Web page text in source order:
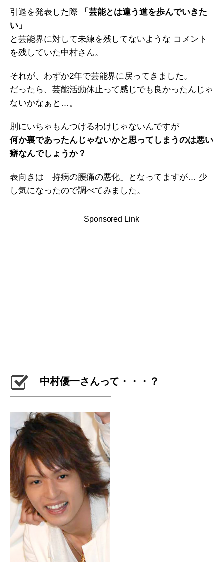
引退を発表した際
「芸能とは違う道を歩んでいきた
い」
と芸能界に対して未練を残してないような コメント
を残していた中村さん。
それが、わずか2年で芸能界に戻ってきました。
だったら、芸能活動休止って感じでも良かったんじゃ
ないかなぁと…。
別にいちゃもんつけるわけじゃないんですが
何か裏であったんじゃないかと思ってしまうのは悪い
癖なんでしょうか？
表向きは「持病の腰痛の悪化」となってますが… 少
し気になったので調べてみました。
Sponsored Link
中村優一さんって・・・？